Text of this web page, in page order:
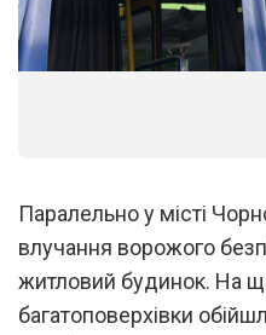
Паралельно у місті
влучання ворожого
житловий будинок. На
багатоповерхівки